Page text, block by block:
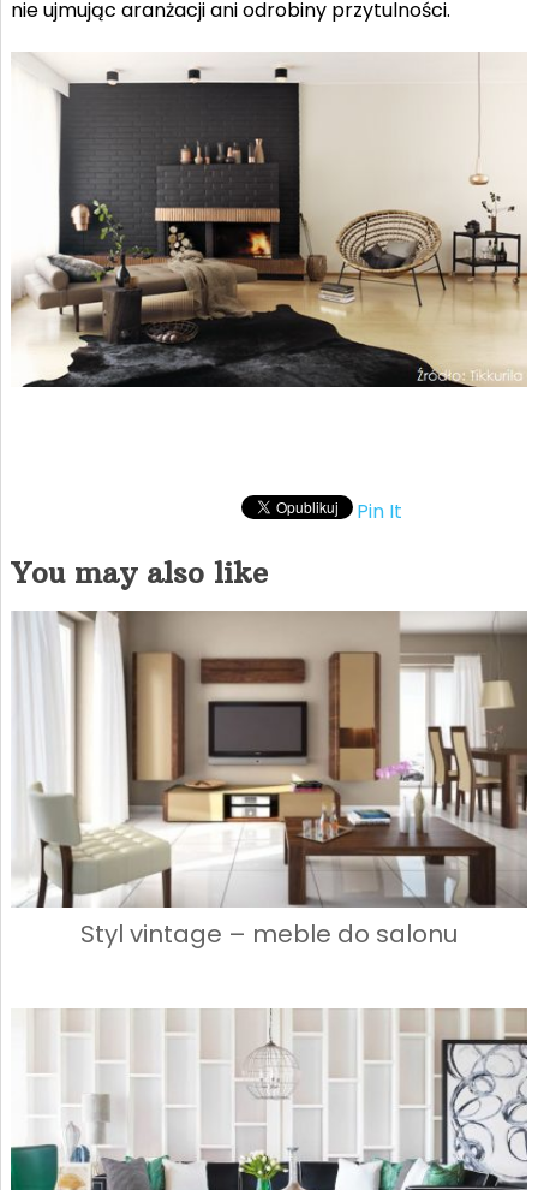
nie ujmując aranżacji ani odrobiny przytulności.
Pin It
You may also like
Styl vintage – meble do salonu